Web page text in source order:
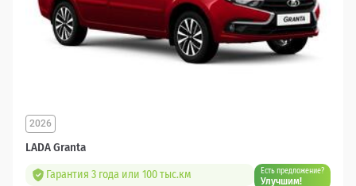
LADA Granta
2026
Гарантия 3 года или 100 тыс.км Есть предложение?
Улучшим!